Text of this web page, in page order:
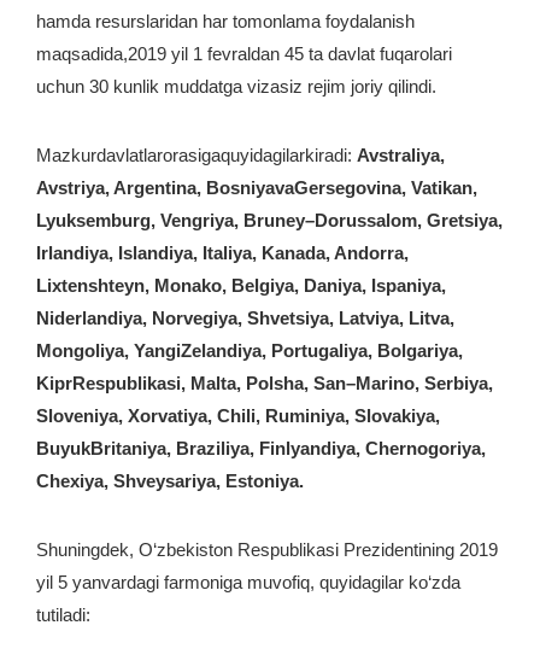
hamda resurslaridan har tomonlama foydalanish
maqsadida,2019 yil 1 fevraldan 45 ta davlat fuqarolari
uchun 30 kunlik muddatga vizasiz rejim joriy qilindi.
Mazkurdavlatlarorasigaquyidagilarkiradi: Avstraliya,
Avstriya, Argentina, BosniyavaGersegovina, Vatikan,
Lyuksemburg, Vengriya, Bruney–Dorussalom, Gretsiya,
Irlandiya, Islandiya, Italiya, Kanada, Andorra,
Lixtenshteyn, Monako, Belgiya, Daniya, Ispaniya,
Niderlandiya, Norvegiya, Shvetsiya, Latviya, Litva,
Mongoliya, YangiZelandiya, Portugaliya, Bolgariya,
KiprRespublikasi, Malta, Polsha, San–Marino, Serbiya,
Sloveniya, Xorvatiya, Chili, Ruminiya, Slovakiya,
BuyukBritaniya, Braziliya, Finlyandiya, Chernogoriya,
Chexiya, Shveysariya, Estoniya.
Shuningdek, O‘zbekiston Respublikasi Prezidentining 2019
yil 5 yanvardagi farmoniga muvofiq, quyidagilar ko‘zda
tutiladi: